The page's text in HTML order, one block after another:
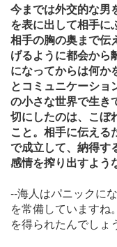
今までは外交的な男
を表に出して相手に
相手の胸の奥まで伝
げるように都会か
になってからは何か
とコミュニケーショ
の小さな世界で生き
切にしたのは、こぼ
こと。相手に伝える
で成立して、納得す
感情を搾り出すよう
--海人はパニックに
を常備していますね
を得られたんでしょ